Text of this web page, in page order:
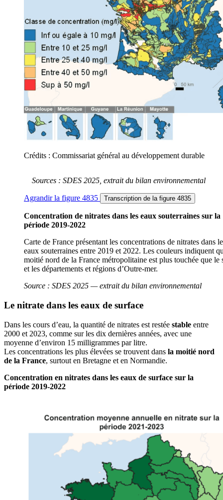
Crédits : Commissariat général au développement durable
Sources : SDES 2025, extrait du bilan environnemental
Agrandirla figure 4835 Transcription de la figure 4835
Concentration de nitrates dans les eaux souterraines sur la
période 2019-2022
Carte de France présentant les concentrations de nitrates dans
eaux souterraines entre 2019 et 2022. Les couleurs indiquent
moitié nord de la France métropolitaine est plus touchée que le
et les départements et régions d’Outre-mer.
Source : SDES 2025 — extrait du bilan environnemental
Le nitrate dans les eaux de surface
Dans les cours d’eau, la quantité de nitrates est restée stable entre
2000 et 2023, comme sur les dix dernières années, avec une
moyenne d’environ 15 milligrammes par litre.
Les concentrations les plus élevées se trouvent dans la moitié nord
de la France, surtout en Bretagne et en Normandie.
Concentration en nitrates dans les eaux de surface sur la
période 2019-2022